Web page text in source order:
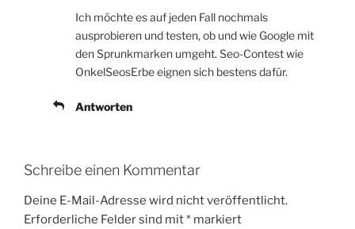
Ich möchte es auf jeden Fall nochmals
ausprobieren und testen, ob und wie Google mit
den Sprunkmarken umgeht. Seo-Contest wie
OnkelSeosErbe eignen sich bestens dafür.
Antworten
Schreibe einen Kommentar
Deine E-Mail-Adresse wird nicht veröffentlicht.
Erforderliche Felder sind mit* markiert